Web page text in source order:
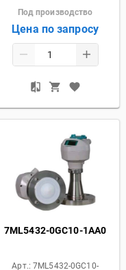
Под производство
Цена по запросу
7ML5432-0GC10-1AA0
Арт.:7ML5432-0GC10-